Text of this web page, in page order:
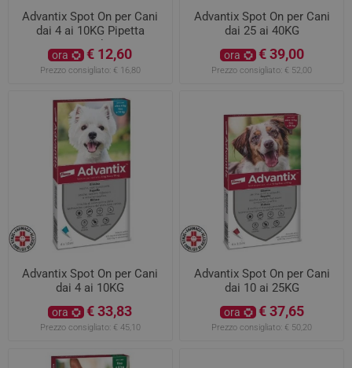
Advantix Spot On per Cani
dai 4 ai 10KG Pipetta
Singola
ora € 12,60
Prezzo consigliato: € 16,80
Advantix Spot On per Cani
dai 25 ai 40KG
ora € 39,00
Prezzo consigliato: € 52,00
Advantix Spot On per Cani
dai 4 ai 10KG
ora € 33,83
Prezzo consigliato: € 45,10
Advantix Spot On per Cani
dai 10 ai 25KG
ora € 37,65
Prezzo consigliato: € 50,20